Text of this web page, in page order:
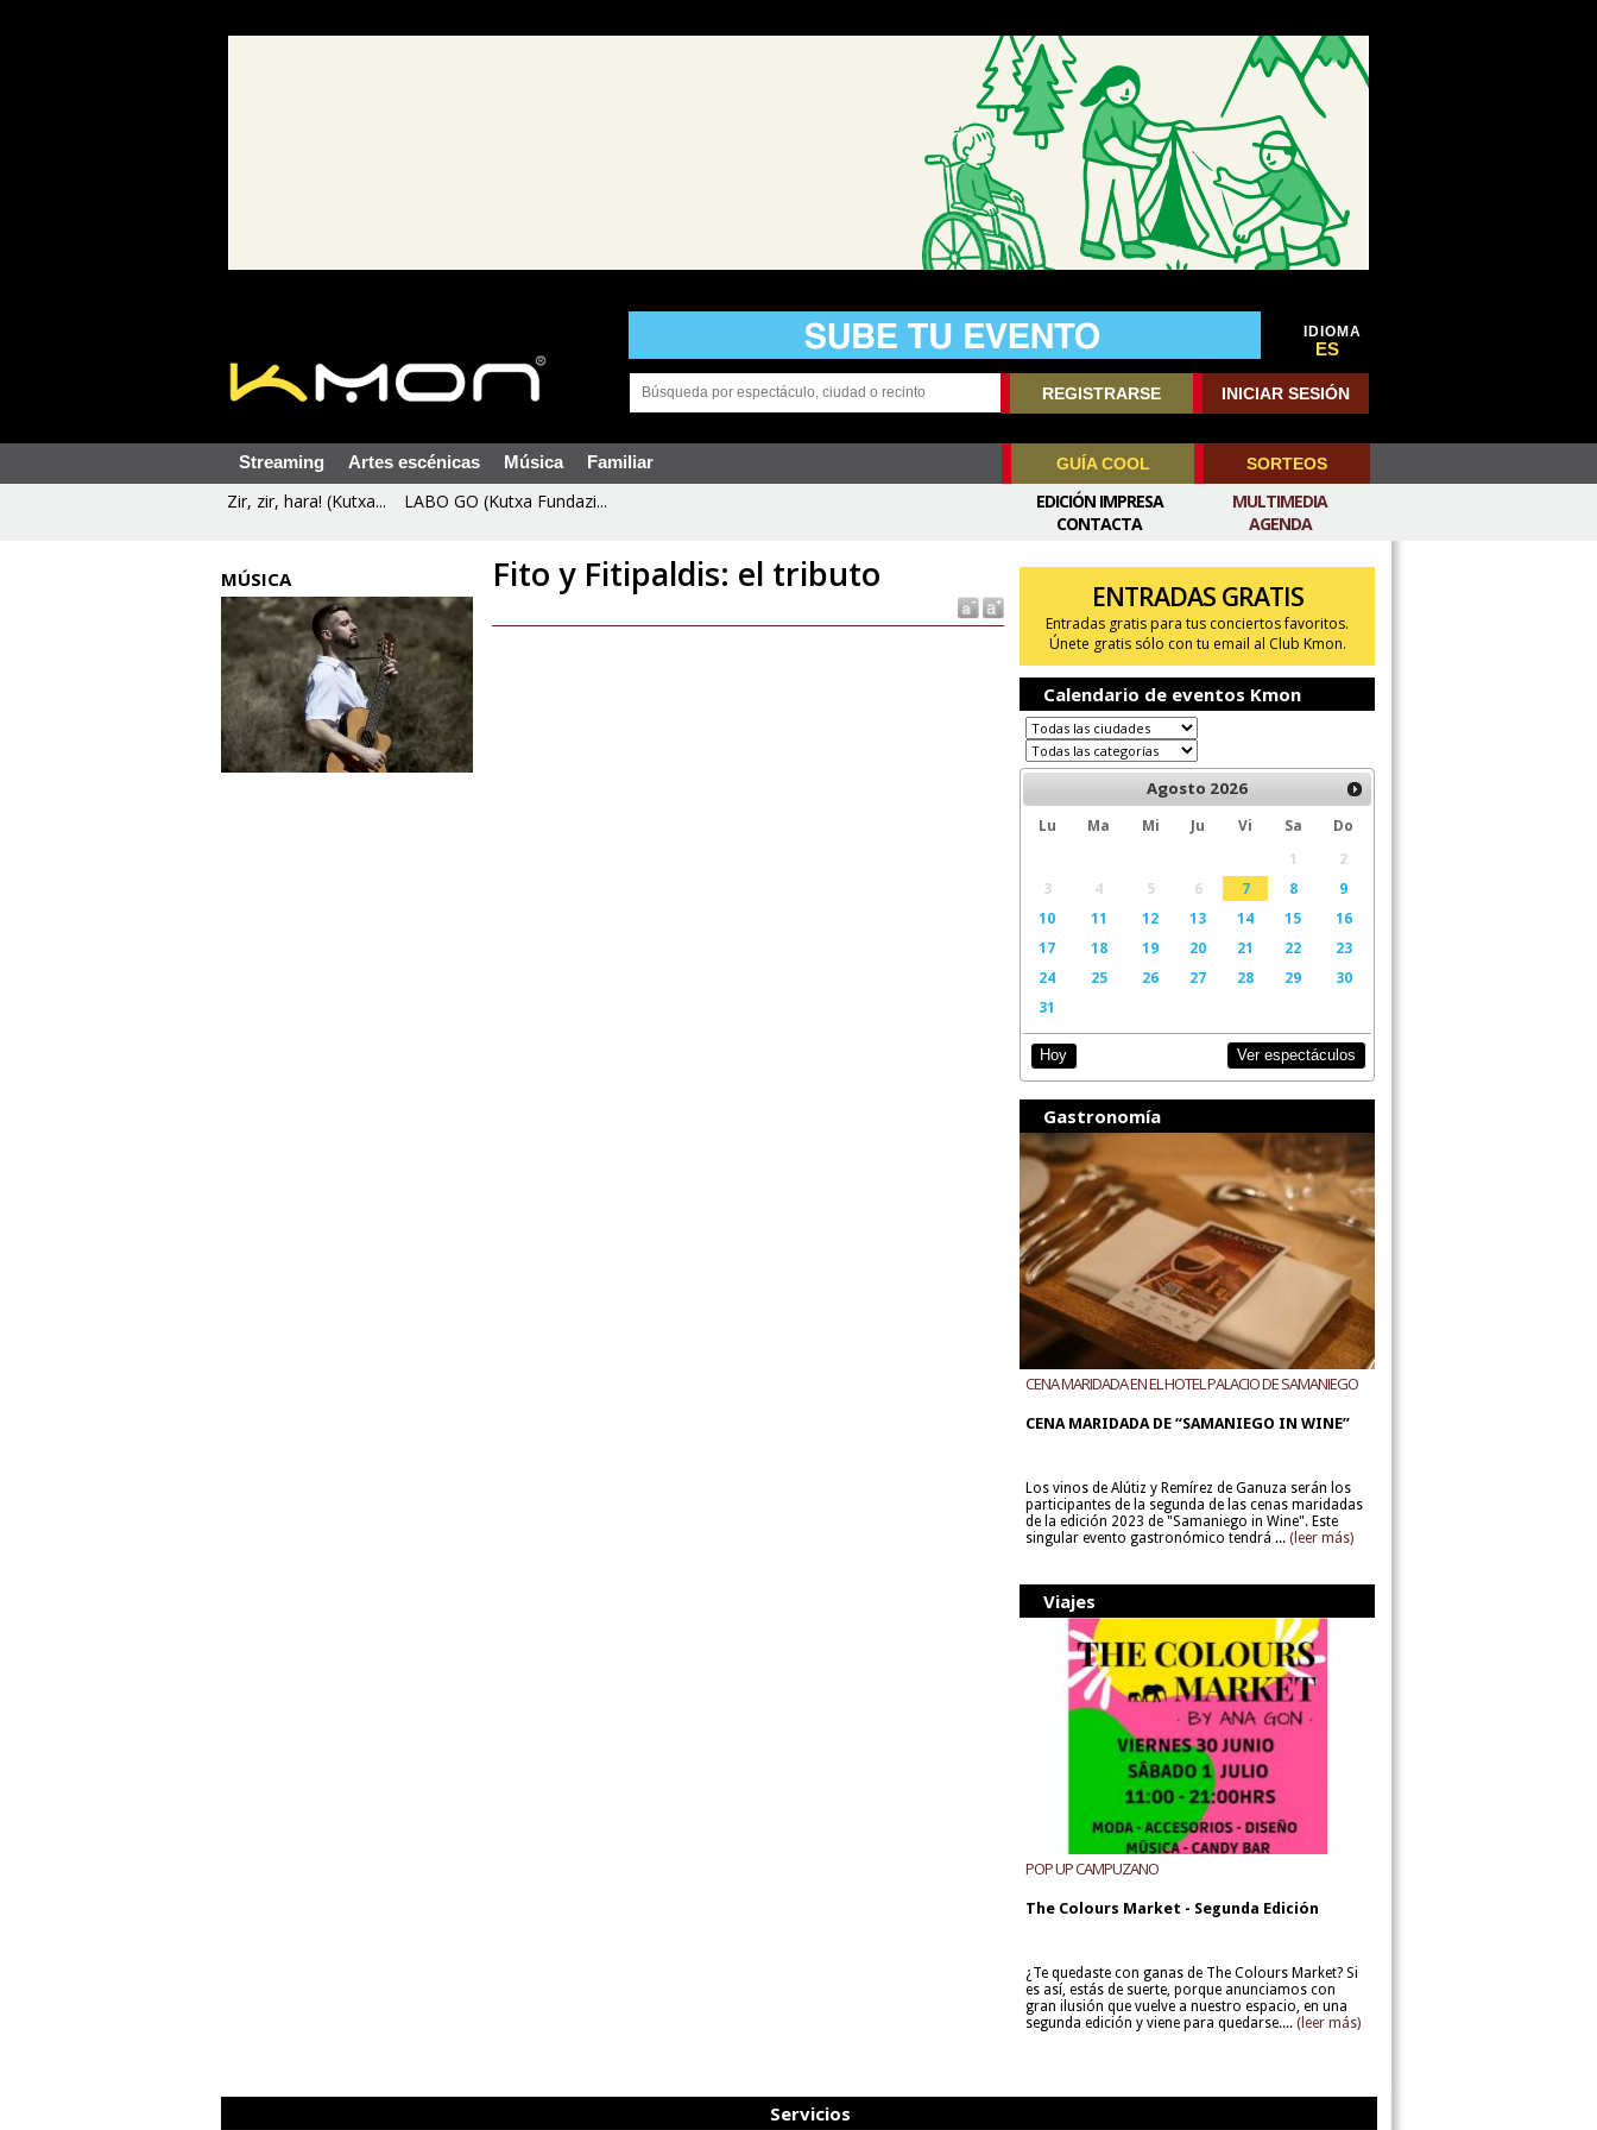
IDIOMA
ES
REGISTRARSE INICIAR SESIÓN
Streaming Artes escénicas Música Familiar GUÍA COOL SORTEOS
Zir, zir, hara! (Kutxa... LABO GO (Kutxa Fundazi...
MULTIMEDIA
AGENDA
EDICIÓN IMPRESA
CONTACTA
MÚSICA Fito y Fitipaldis: el tributo
ENTRADAS GRATIS
Entradas gratis para tus conciertos favoritos.
Únete gratis sólo con tu email al Club Kmon.
Calendario de eventos Kmon
Agosto 2026
Lu Ma Mi Ju Vi Sa
Do
1
2
3
4 5 6 7 8
9
10
11 12 13 14 15
16
17
18 19 20 21 22
23
24
25 26 27 28 29
30
31
Hoy Ver espectáculos
Gastronomía
CENA MARIDADA EN EL HOTEL PALACIO DE SAMANIEGO
CENA MARIDADA DE “SAMANIEGO IN WINE”
Los vinos de Alútiz y Remírez de Ganuza serán los
participantes de la segunda de las cenas maridadas
de la edición 2023 de "Samaniego in Wine". Este
singular evento gastronómico tendrá ... (leer más)
Viajes
POP UP CAMPUZANO
The Colours Market - Segunda Edición
¿Te quedaste con ganas de The Colours Market? Si
es así, estás de suerte, porque anunciamos con
gran ilusión que vuelve a nuestro espacio, en una
segunda edición y viene para quedarse.... (leer más)
Servicios